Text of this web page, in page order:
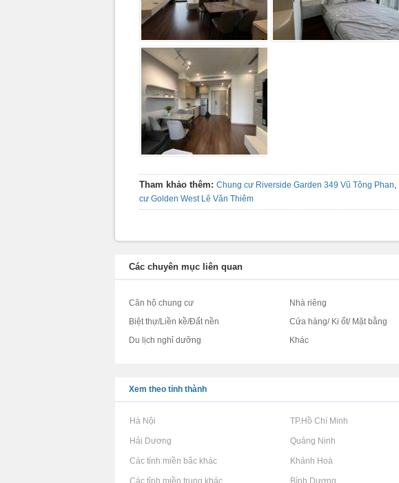
Tham khảo thêm: Chung cư Riverside Garden 349 Vũ Tông Phan,
cư Golden West Lê Văn Thiêm
Các chuyên mục liên quan
Căn hộ chung cư Nhà riêng
Biệt thự/Liền kề/Đất nền
Cửa hàng/ Ki ốt/ Mặt bằng
Du lịch nghỉ dưỡng
Khác
Xem theo tỉnh thành
Rao vặt tại Hà Nội Rao vặt tại TP.Hồ Chí Minh
Rao vặt tại Hải Dương Rao vặt tại Quảng Ninh
Rao vặt tại Các tỉnh miền bắc khác Rao vặt tại Khánh Hoà
Rao vặt tại Các tỉnh miền trung khác Rao vặt tại Bình Dương